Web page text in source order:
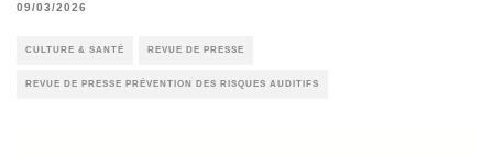
09/03/2026
CULTURE & SANTÉ REVUE DE PRESSE
REVUE DE PRESSE PRÉVENTION DES RISQUES AUDITIFS